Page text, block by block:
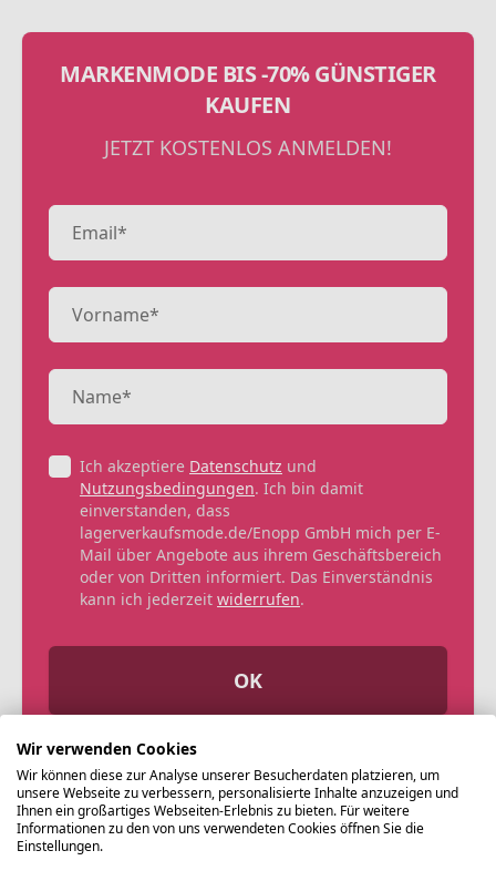
MARKENMODE BIS -70% GÜNSTIGER
KAUFEN
JETZT KOSTENLOS ANMELDEN!
Ich akzeptiere Datenschutz und
Nutzungsbedingungen. Ich bin damit
einverstanden, dass
lagerverkaufsmode.de/Enopp GmbH mich per E-
Mail über Angebote aus ihrem Geschäftsbereich
oder von Dritten informiert. Das Einverständnis
kann ich jederzeit widerrufen.
OK
Wir verwenden Cookies
Wir können diese zur Analyse unserer Besucherdaten platzieren, um
unsere Webseite zu verbessern, personalisierte Inhalte anzuzeigen und
Ihnen ein großartiges Webseiten-Erlebnis zu bieten. Für weitere
Informationen zu den von uns verwendeten Cookies öffnen Sie die
Einstellungen.